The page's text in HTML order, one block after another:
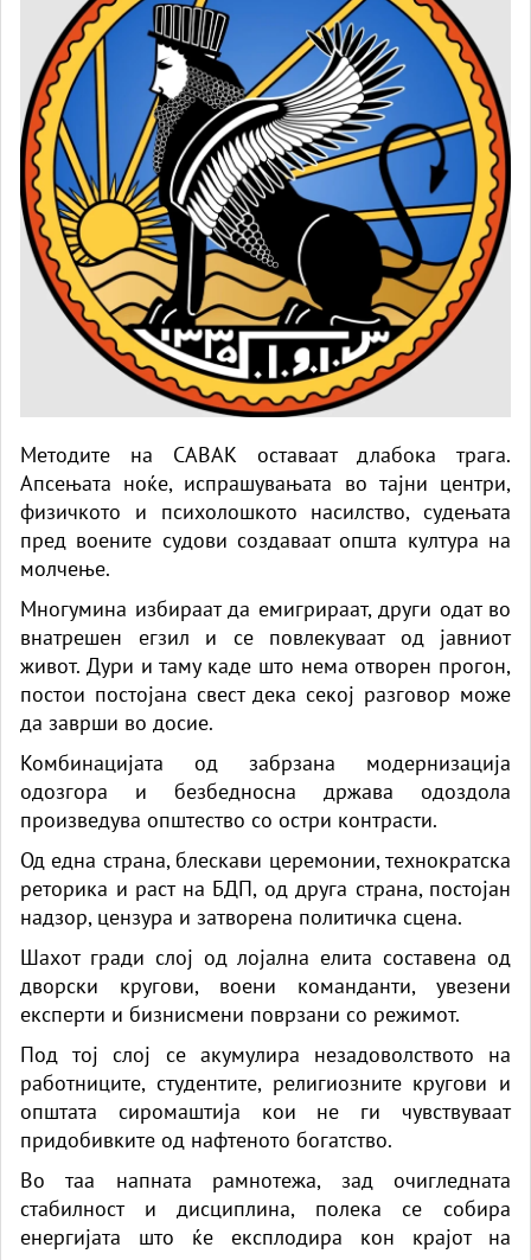
Методите на САВАК оставаат длабока трага.
Апсењата ноќе, испрашувањата во тајни центри,
физичкото и психолошкото насилство, судењата
пред воените судови создаваат општа култура на
молчење.
Многумина избираат да емигрираат, други одат во
внатрешен егзил и се повлекуваат од јавниот
живот. Дури и таму каде што нема отворен прогон,
постои постојана свест дека секој разговор може
да заврши во досие.
Комбинацијата од забрзана модернизација
одозгора и безбедносна држава одоздола
произведува општество со остри контрасти.
Од една страна, блескави церемонии, технократска
реторика и раст на БДП, од друга страна, постојан
надзор, цензура и затворена политичка сцена.
Шахот гради слој од лојална елита составена од
дворски кругови, воени команданти, увезени
експерти и бизнисмени поврзани со режимот.
Под тој слој се акумулира незадоволството на
работниците, студентите, религиозните кругови и
општата сиромаштија кои не ги чувствуваат
придобивките од нафтеното богатство.
Во таа напната рамнотежа, зад очигледната
стабилност и дисциплина, полека се собира
енергијата што ќе експлодира кон крајот на